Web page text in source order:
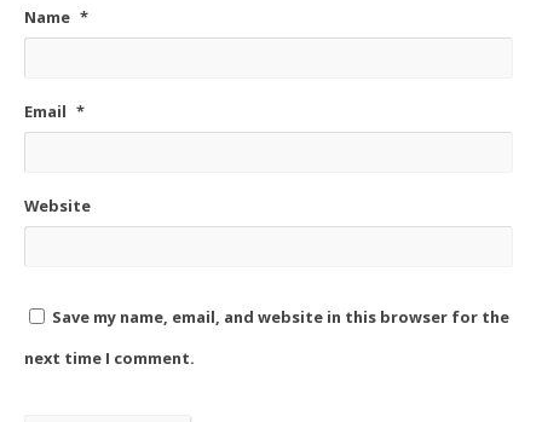
Name *
Email *
Website
Save my name, email, and website in this browser for the
next time I comment.